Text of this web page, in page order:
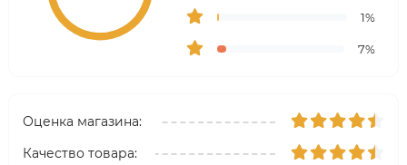
1%
7%
Оценка магазина:
Качество товара: